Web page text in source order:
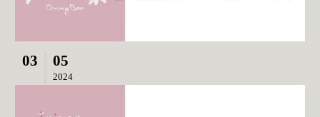
03 05
2024